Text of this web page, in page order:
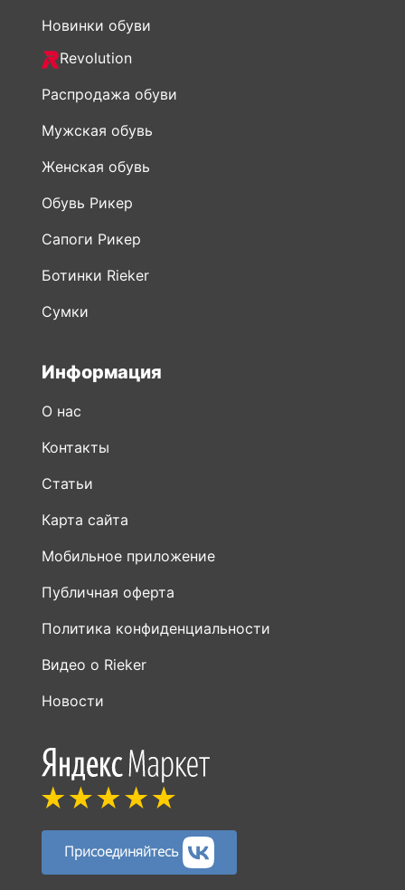
Новинки обуви
Revolution
Распродажа обуви
Мужская обувь
Женская обувь
Обувь Рикер
Сапоги Рикер
Ботинки Rieker
Сумки
Информация
О нас
Контакты
Статьи
Карта сайта
Мобильное приложение
Публичная оферта
Политика конфиденциальности
Видео о Rieker
Новости
Присоединяйтесь